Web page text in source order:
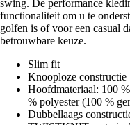
swing. De performance
functionaliteit om u te
golfen is of voor een casual
betrouwbare keuze.
Slim fit
Knooploze constructie
Hoofdmateriaal: 100
% polyester (100 %
Dubbellaags